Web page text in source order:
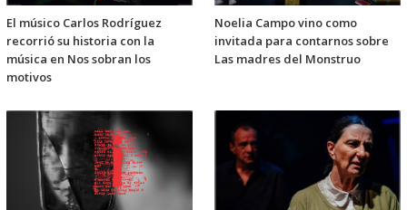
El músico Carlos Rodríguez
recorrió su historia con la
música en Nos sobran los
motivos
Noelia Campo vino como
invitada para contarnos sobre
Las madres del Monstruo